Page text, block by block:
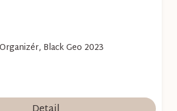
Black Geo 2023